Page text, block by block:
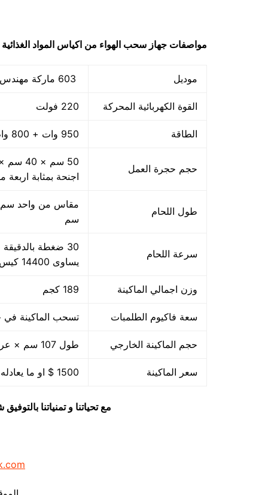
مواصفات جهاز سحب الهواء من اكياس المواد الغذائية
موديل
القوة الكهربائية المحركة 220 فولت
الطاقة 950 وات + 800 واط اللحام
حجم حجرة العمل
اجنحة بمثابة اربعة
طول اللحام
سم
سرعة اللحام
يساوى 14400 كيس بالساعة بمقاس مبدئي
وزن اجمالي الماكينة 189 كجم
سعة فاكيوم الطلمبات تسحب الماكينة في حدود 40 متر مكعب هواء فاكيوم من
حجم الماكينة الخارجي طول 107 سم × عرض 85 سم × ارتفاع 105 سم
سعر الماكينة 1500 $ او ما يعادله بالجنيه المصرى
مع تحياتنا و تمنياتنا